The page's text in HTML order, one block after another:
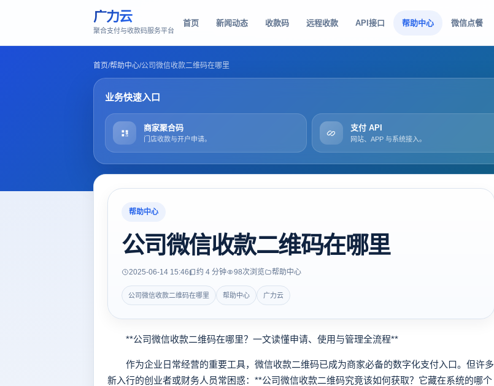
广力云
聚合支付与收款码服务平台
首页 新闻动态 收款码 远程收款 API接口 帮助中心 微信点餐
首页/帮助中心/公司微信收款二维码在哪里
业务快速入口
商家聚合码
门店收款与开户申请。
支付 API
网站、APP 与系统接入。
帮助中心
公司微信收款二维码在哪里
2025-06-14 15:46 约 4 分钟 98次浏览 帮助中心
公司微信收款二维码在哪里 帮助中心 广力云
**公司微信收款二维码在哪里？一文读懂申请、使用与管理全流程**
作为企业日常经营的重要工具，微信收款二维码已成为商家必备的数字化支付入口。但许多
新入行的创业者或财务人员常困惑：**公司微信收款二维码究竟该如何获取？它藏在系统的哪个